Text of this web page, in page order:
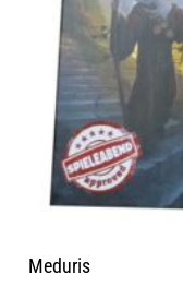
Meduris